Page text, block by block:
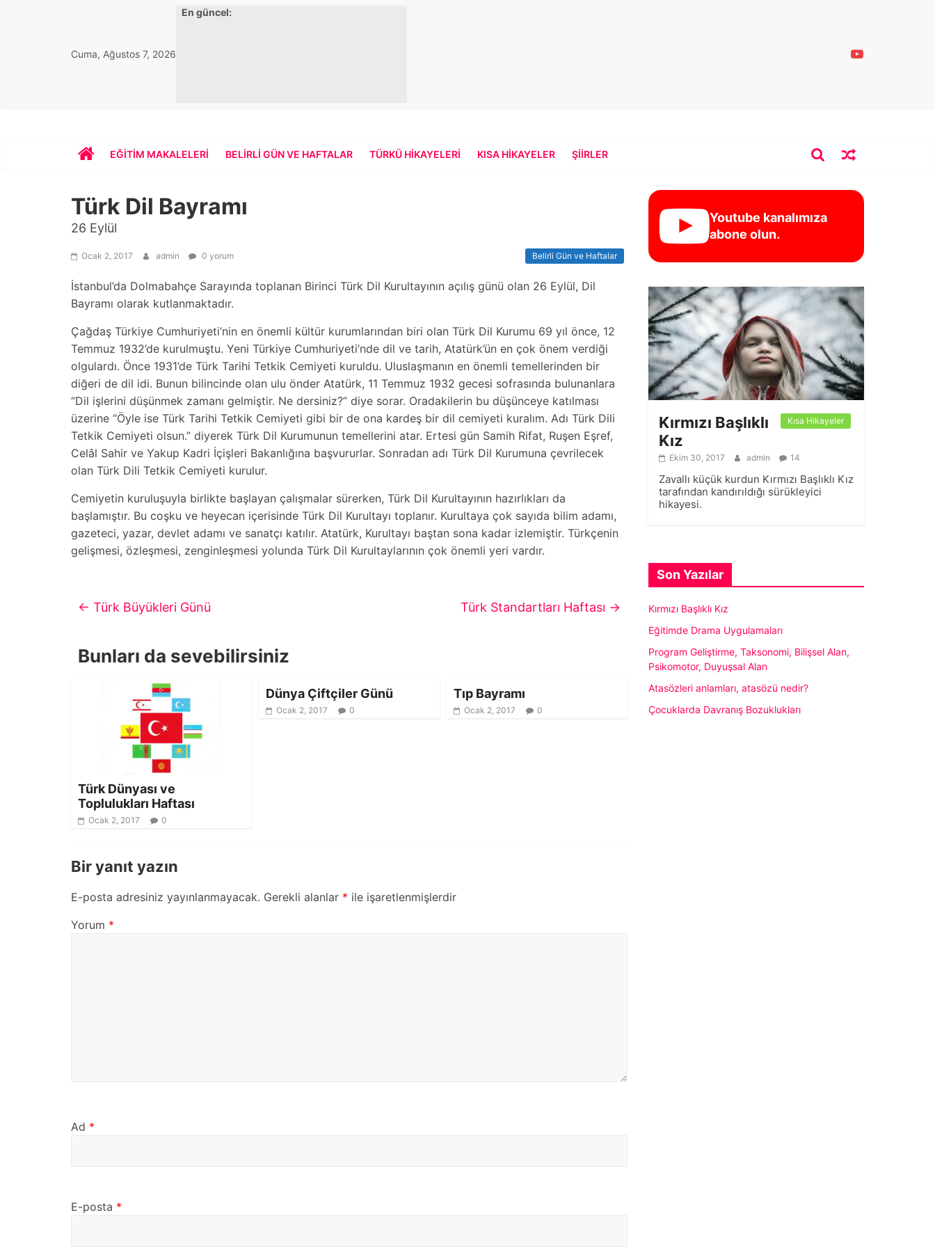
Cuma, Ağustos 7, 2026
En güncel:
Bekirhoca.com
EĞITIM MAKALELERI BELIRLI GÜN VE HAFTALAR TÜRKÜ HIKAYELERI KISA HIKAYELER ŞIIRLER
Türk Dil Bayramı
26 Eylül
Belirli Gün ve Haftalar
Ocak 2, 2017 admin 0 yorum
İstanbul’da Dolmabahçe Sarayında toplanan Birinci Türk Dil Kurultayının açılış günü olan 26 Eylül, Dil
Bayramı olarak kutlanmaktadır.
Çağdaş Türkiye Cumhuriyeti’nin en önemli kültür kurumlarından biri olan Türk Dil Kurumu 69 yıl önce, 12
Temmuz 1932’de kurulmuştu. Yeni Türkiye Cumhuriyeti’nde dil ve tarih, Atatürk’ün en çok önem verdiği
olgulardı. Önce 1931’de Türk Tarihi Tetkik Cemiyeti kuruldu. Uluslaşmanın en önemli temellerinden bir
diğeri de dil idi. Bunun bilincinde olan ulu önder Atatürk, 11 Temmuz 1932 gecesi sofrasında bulunanlara
“Dil işlerini düşünmek zamanı gelmiştir. Ne dersiniz?” diye sorar. Oradakilerin bu düşünceye katılması
üzerine “Öyle ise Türk Tarihi Tetkik Cemiyeti gibi bir de ona kardeş bir dil cemiyeti kuralım. Adı Türk Dili
Tetkik Cemiyeti olsun.” diyerek Türk Dil Kurumunun temellerini atar. Ertesi gün Samih Rifat, Ruşen Eşref,
Celâl Sahir ve Yakup Kadri İçişleri Bakanlığına başvururlar. Sonradan adı Türk Dil Kurumuna çevrilecek
olan Türk Dili Tetkik Cemiyeti kurulur.
Cemiyetin kuruluşuyla birlikte başlayan çalışmalar sürerken, Türk Dil Kurultayının hazırlıkları da
başlamıştır. Bu coşku ve heyecan içerisinde Türk Dil Kurultayı toplanır. Kurultaya çok sayıda bilim adamı,
gazeteci, yazar, devlet adamı ve sanatçı katılır. Atatürk, Kurultayı baştan sona kadar izlemiştir. Türkçenin
gelişmesi, özleşmesi, zenginleşmesi yolunda Türk Dil Kurultaylarının çok önemli yeri vardır.
← Türk Büyükleri Günü Türk Standartları Haftası →
Bunları da sevebilirsiniz
Türk Dünyası ve
Toplulukları Haftası
Ocak 2, 2017 0
Dünya Çiftçiler Günü
Ocak 2, 2017 0
Tıp Bayramı
Ocak 2, 2017 0
Bir yanıt yazın
E-posta adresiniz yayınlanmayacak. Gerekli alanlar * ile işaretlenmişlerdir
Yorum *
Ad *
E-posta *
Youtube kanalımıza
abone olun.
Kısa Hikayeler
Kırmızı Başlıklı
Kız
Ekim 30, 2017 admin 14
Zavallı küçük kurdun Kırmızı Başlıklı Kız
tarafından kandırıldığı sürükleyici
hikayesi.
Son Yazılar
Kırmızı Başlıklı Kız
Eğitimde Drama Uygulamaları
Program Geliştirme, Taksonomi, Bilişsel Alan,
Psikomotor, Duyuşsal Alan
Atasözleri anlamları, atasözü nedir?
Çocuklarda Davranış Bozuklukları